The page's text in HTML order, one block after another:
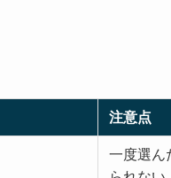
注意点
一度選ん